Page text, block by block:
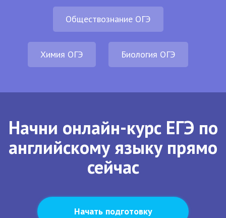
Обществознание ОГЭ
Химия ОГЭ Биология ОГЭ
Начни онлайн-курс ЕГЭ по
английскому языку прямо
сейчас
Начать подготовку